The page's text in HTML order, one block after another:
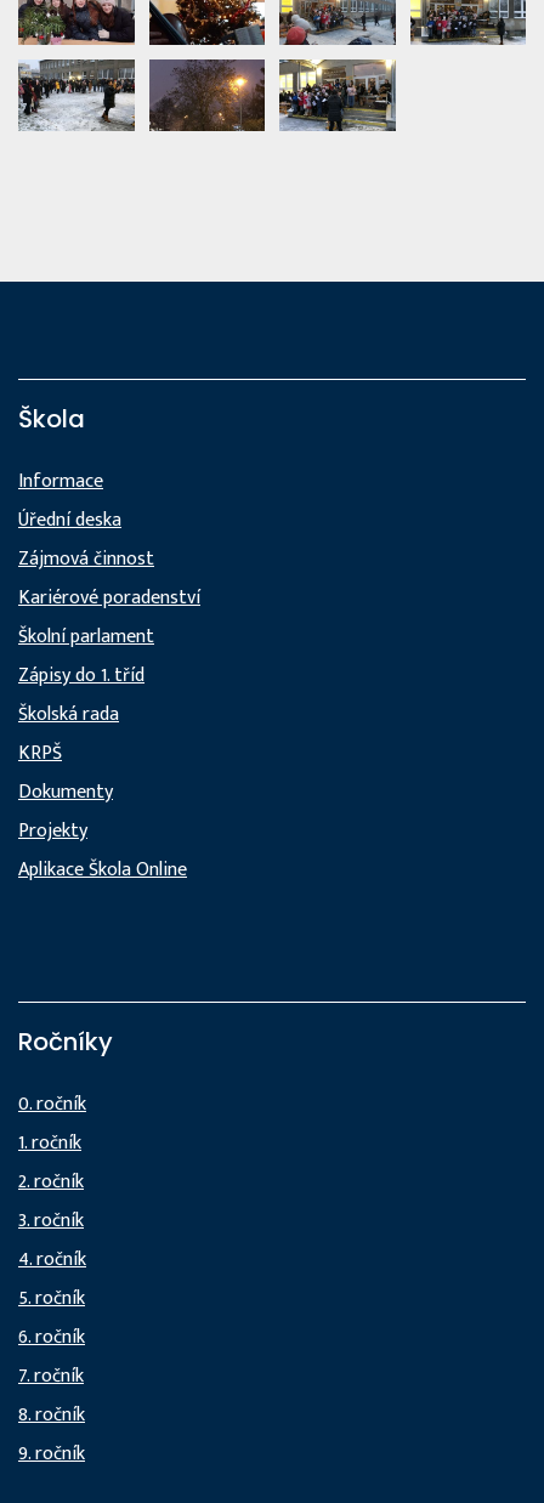
Škola
Informace
Úřední deska
Zájmová činnost
Kariérové poradenství
Školní parlament
Zápisy do 1. tříd
Školská rada
KRPŠ
Dokumenty
Projekty
Aplikace Škola Online
Ročníky
0. ročník
1. ročník
2. ročník
3. ročník
4. ročník
5. ročník
6. ročník
7. ročník
8. ročník
9. ročník